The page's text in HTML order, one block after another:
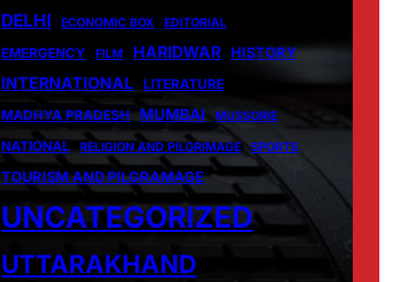
DELHI ECONOMIC BOX EDITORIAL
EMERGENCY FILM HARIDWAR HISTORY
INTERNATIONAL
LITERATURE
MADHYA PRADESH MUMBAI MUSSORIE
NATIONAL RELIGION AND PILGRIMAGE SPORTS
TOURISM AND PILGRAMAGE
UNCATEGORIZED
UTTARAKHAND